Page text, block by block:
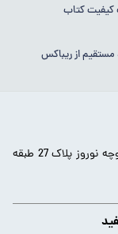
کتاب
مستقیم از ریباکس
آدرس: تهران، میدان انقلاب، خیابان 12 فروردین، کوچه نوروز پلاک 27 طبقه